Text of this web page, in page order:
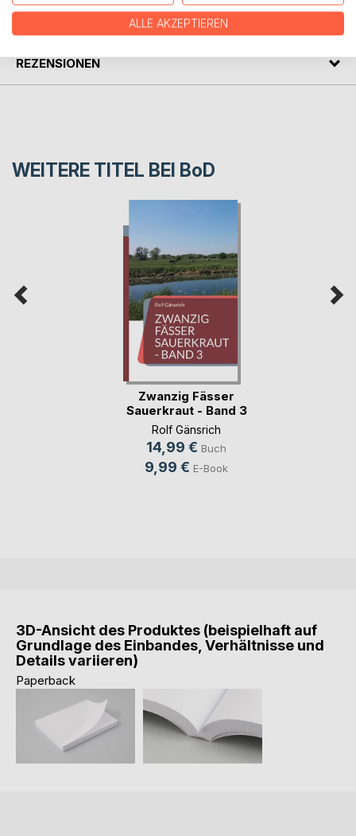
REZENSIONEN
WEITERE TITEL BEI BoD
Zwanzig Fässer
Sauerkraut - Band 3
Rolf Gänsrich
14,99 € Buch
9,99 € E-Book
3D-Ansicht des Produktes (beispielhaft auf
Grundlage des Einbandes, Verhältnisse und
Details variieren)
Paperback
ALLE AKZEPTIEREN